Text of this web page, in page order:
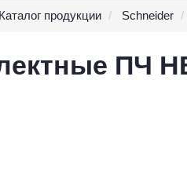
Каталог продукции Schneider
ПЧ